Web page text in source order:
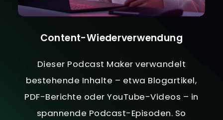
Content-Wiederverwendung
Dieser Podcast Maker verwandelt
bestehende Inhalte – etwa Blogartikel,
PDF-Berichte oder YouTube-Videos – in
spannende Podcast-Episoden. So